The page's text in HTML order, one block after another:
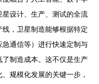
设计、生产、测试的全流
，卫星制造能够根据特定
通信等）进行快速定制与
制造成本。这不仅是生产
规模化发展的关键一步，